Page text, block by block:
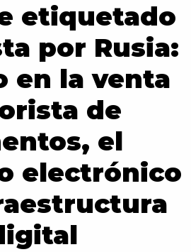
etiquetado
por Rusia:
en la venta
de
el
electrónico